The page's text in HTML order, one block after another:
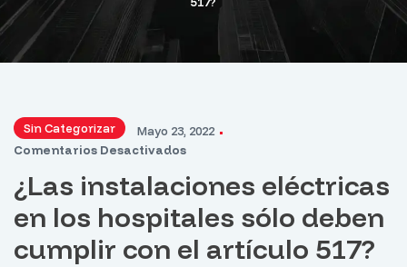
Sin Categorizar
Mayo 23, 2022
Comentarios Desactivados
¿Las instalaciones eléctricas
en los hospitales sólo deben
cumplir con el artículo 517?